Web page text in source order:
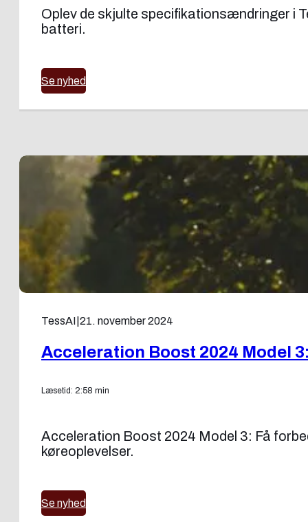
Oplev de skjulte specifikationsændringer i
batteri.
Se nyhed
TessAI 21. november 2024
Acceleration Boost 2024 Model
Læsetid: 2:58 min
Acceleration Boost 2024 Model 3: Få
køreoplevelser.
Se nyhed